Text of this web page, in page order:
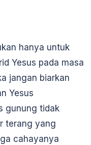
hanya untuk
Yesus pada masa
jangan biarkan
Yesus
gunung tidak
terang yang
cahayanya